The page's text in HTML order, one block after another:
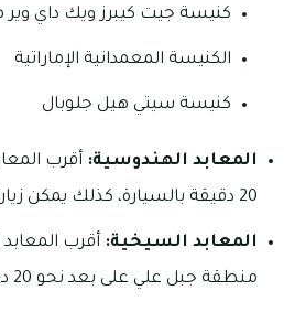
كنيسة جيت كيبرز ويك داي
الكنيسة المعمدانية الإماراتية
كنيسة سيتي هيل جلوبال
المعابد الهندوسية: أقرب
20 دقيقة بالسيارة، كذلك يمكن زيارة معبد شيفا في منطقة بر دبي ويقع على بعد نحو 30 دقيقة بالسيارة.
المعابد السيخية: أقرب
منطقة جبل علي على بعد نحو 20 دقيقة بالسيارة.